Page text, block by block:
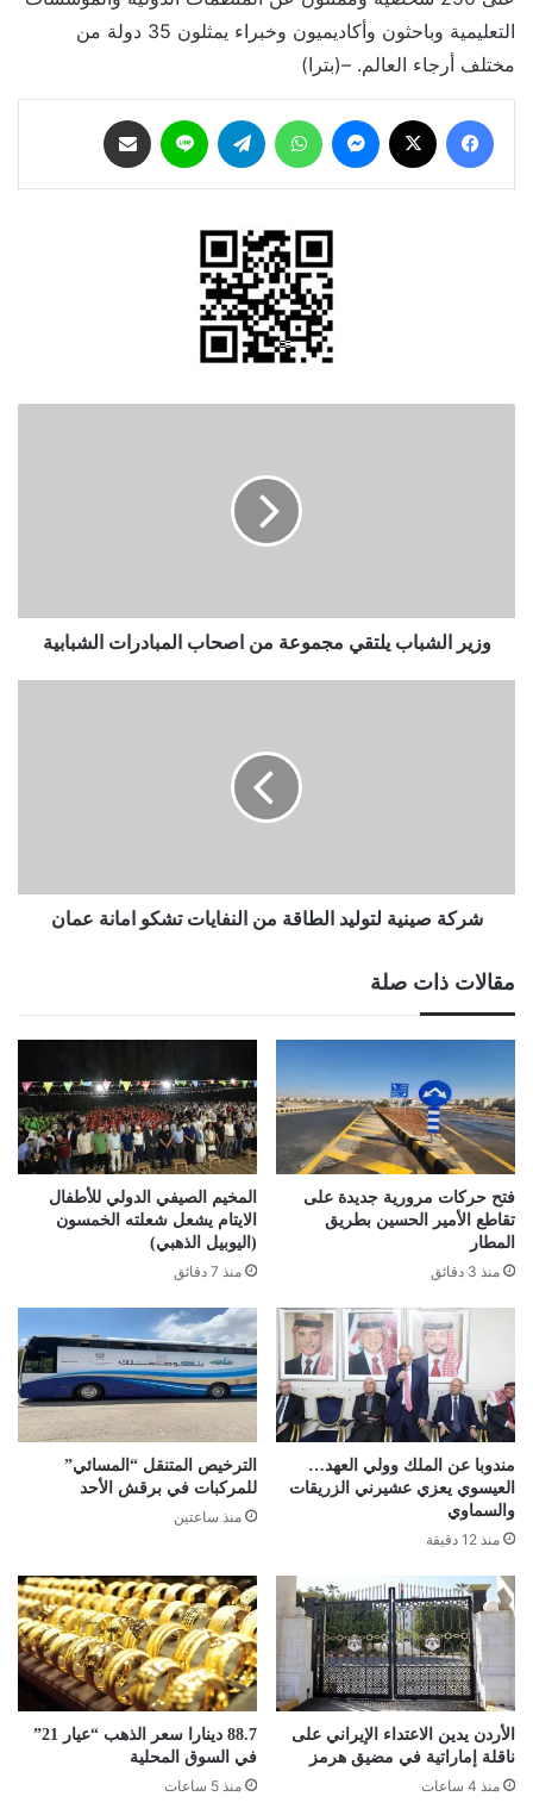
التعليمية وباحثون وأكاديميون وخبراء يمثلون 35 دولة من
مختلف أرجاء العالم. –(بترا)
فيسبوك ماسنجر واتساب تيلقرام لاين
وزير الشباب يلتقي مجموعة من اصحاب المبادرات الشبابية
عمان
شركة صينية لتوليد الطاقة من النفايات تشكو امانة عمان
مقالات ذات صلة
فتح حركات مرورية جديدة على
تقاطع الأمير الحسين بطريق
المطار
منذ 3 دقائق
المخيم الصيفي الدولي للأطفال
الايتام يشعل شعلته الخمسون
(اليوبيل الذهبي)
منذ 7 دقائق
مندوبا عن الملك وولي العهد…
العيسوي يعزي عشيرني الزريقات
والسماوي
منذ 12 دقيقة
الترخيص المتنقل “المسائي”
للمركبات في برقش الأحد
منذ ساعتين
الأردن يدين الاعتداء الإيراني على
ناقلة إماراتية في مضيق هرمز
منذ 4 ساعات
88.7 دينارا سعر الذهب “عيار 21”
في السوق المحلية
منذ 5 ساعات